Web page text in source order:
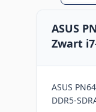
ASUS
Zwart
ASUS
DDR5-